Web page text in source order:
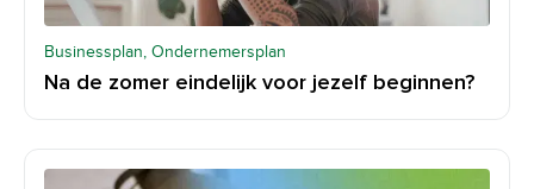
Businessplan, Ondernemersplan
Na de zomer eindelijk voor jezelf beginnen?